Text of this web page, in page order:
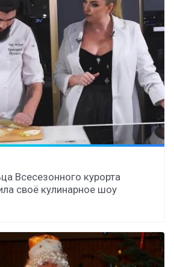
Всесезонного курорта
своё кулинарное шоу